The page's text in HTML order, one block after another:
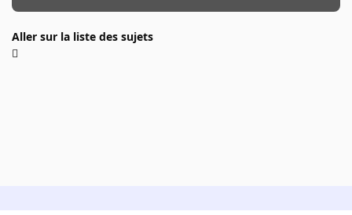
Aller sur la liste des sujets